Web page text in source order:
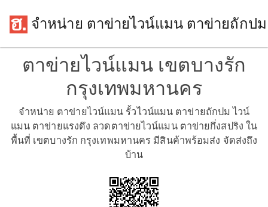
จำหน่าย ตาข่ายไวน์แมน ตาข่ายถักปม
ตาข่ายไวน์แมน เขตบางรัก
กรุงเทพมหานคร
จำหน่าย ตาข่ายไวน์แมน รั้วไวน์แมน ตาข่ายถักปม ไวน์
แมน ตาข่ายแรงดึง ลวดตาข่ายไวน์แมน ตาข่ายกึ่งสปริง ใน
พื้นที่ เขตบางรัก กรุงเทพมหานคร มีสินค้าพร้อมส่ง จัดส่งถึง
บ้าน